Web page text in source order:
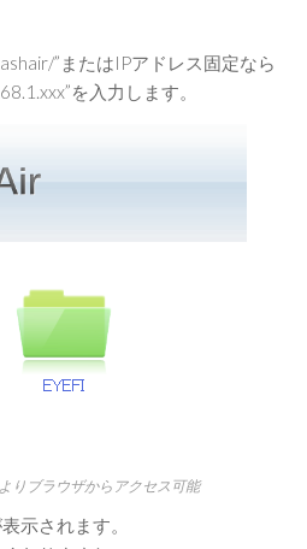
”またはIPアドレス固定なら
を入力します。
りブラウザからアクセス可能
示されます。